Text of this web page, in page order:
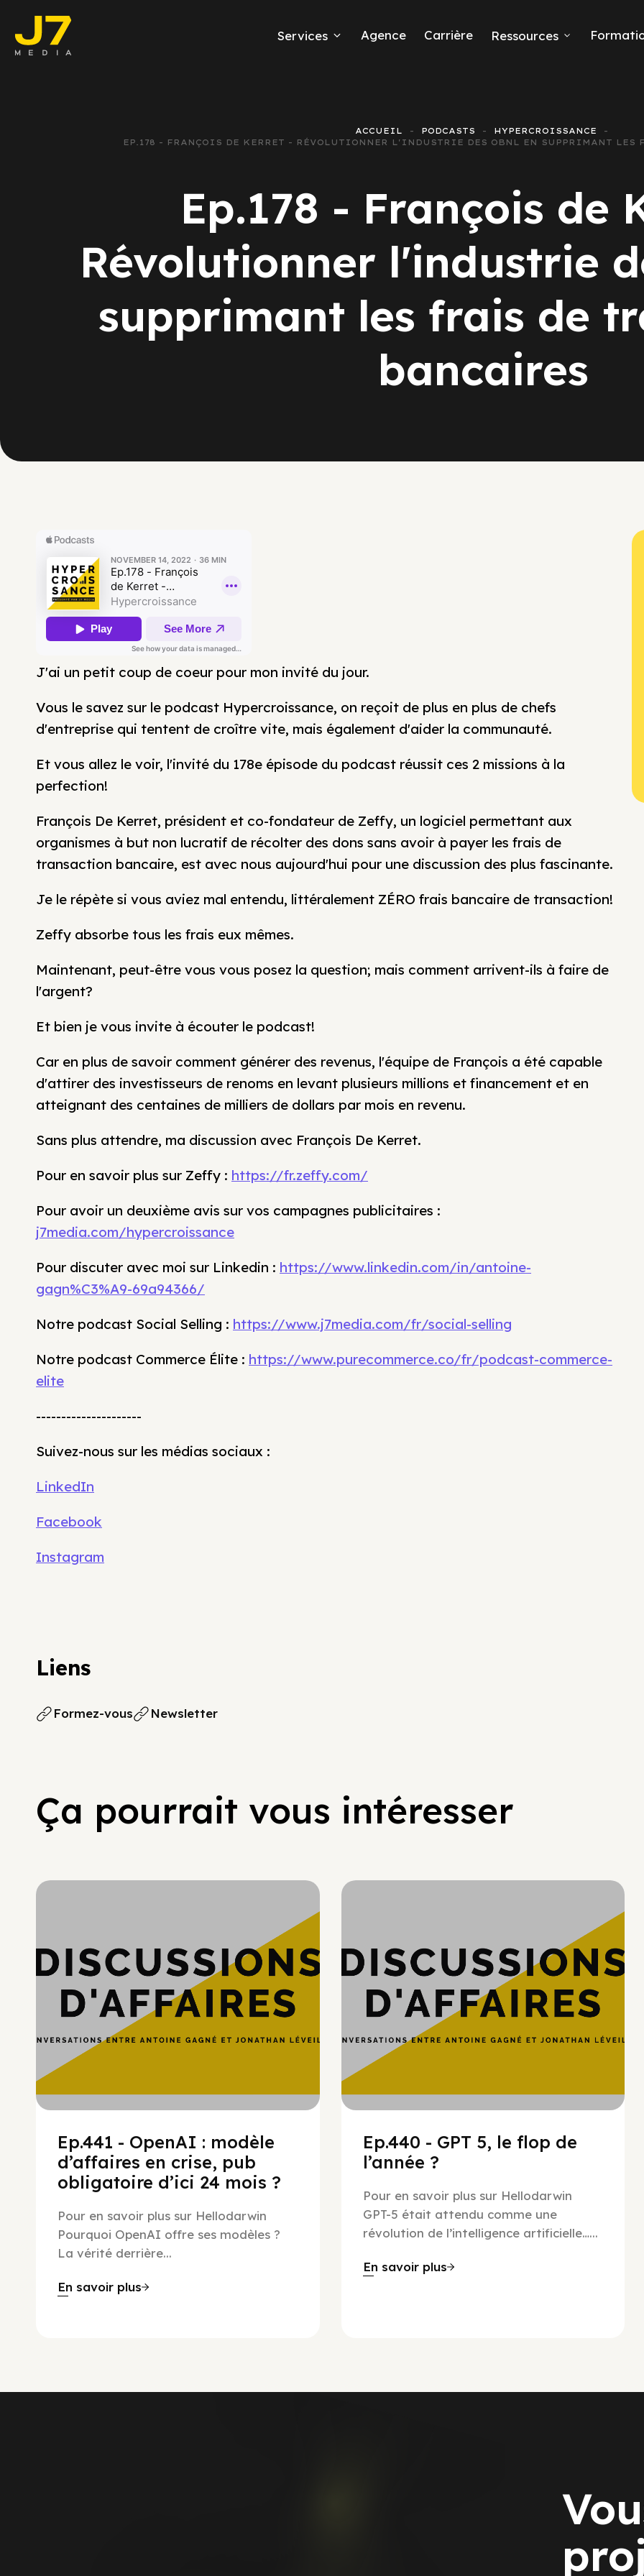
Services
Google Ads
Emailing
Rapports Meta Ads
Agence Carrière Ressources
ACCUEIL PODCASTS
HYPERCROISSANCE
EP.178 - FRANÇOIS DE KERRET - RÉVOLUTIONNER L'INDUSTRIE DES OBNL EN SUPPRIMANT LES
Ep.178 - François de
Révolutionner l'industrie
supprimant les frais de
bancaires
J'ai un petit coup de coeur pour mon invité du jour.
Vous le savez sur le podcast Hypercroissance, on reçoit de plus en plus de chefs
d'entreprise qui tentent de croître vite, mais également d'aider la communauté.
Et vous allez le voir, l'invité du 178e épisode du podcast réussit ces 2 missions à la
perfection!
François De Kerret, président et co-fondateur de Zeffy, un logiciel permettant aux
organismes à but non lucratif de récolter des dons sans avoir à payer les frais de
transaction bancaire, est avec nous aujourd'hui pour une discussion des plus fascinante.
Je le répète si vous aviez mal entendu, littéralement ZÉRO frais bancaire de transaction!
Zeffy absorbe tous les frais eux mêmes.
Maintenant, peut-être vous vous posez la question; mais comment arrivent-ils à faire de
l'argent?
Et bien je vous invite à écouter le podcast!
Car en plus de savoir comment générer des revenus, l'équipe de François a été capable
d'attirer des investisseurs de renoms en levant plusieurs millions et financement et en
atteignant des centaines de milliers de dollars par mois en revenu.
Sans plus attendre, ma discussion avec François De Kerret.
Pour en savoir plus sur Zeffy : https://fr.zeffy.com/
Pour avoir un deuxième avis sur vos campagnes publicitaires :
j7media.com/hypercroissance
Pour discuter avec moi sur Linkedin : https://www.linkedin.com/in/antoine-
gagn%C3%A9-69a94366/
Notre podcast Social Selling : https://www.j7media.com/fr/social-selling
Notre podcast Commerce Élite : https://www.purecommerce.co/fr/podcast-commerce-
elite
---------------------
Suivez-nous sur les médias sociaux :
LinkedIn
Facebook
Instagram
Liens
Formez-vous Newsletter
Ça pourrait vous intéresser
Ep.441 - OpenAI : modèle
d’affaires en crise, pub
obligatoire d’ici 24 mois ?
Pour en savoir plus sur Hellodarwin
Pourquoi OpenAI offre ses modèles ?
La vérité derrière...
En savoir plus
Ep.440 - GPT 5, le flop de
l’année ?
Pour en savoir plus sur Hellodarwin
GPT-5 était attendu comme une
révolution de l’intelligence artificielle…...
En savoir plus